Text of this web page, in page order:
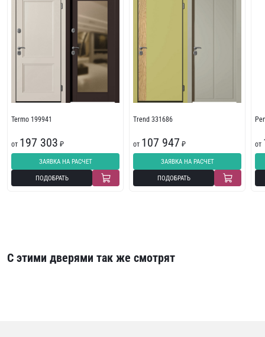
Termo 199941
от 197 303 ₽
ЗАЯВКА НА РАСЧЕТ
ПОДОБРАТЬ
Trend 331686
от 107 947 ₽
ЗАЯВКА НА РАСЧЕТ
ПОДОБРАТЬ
от
С этими дверями так же смотрят